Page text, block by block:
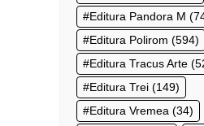
Editura Pandora M
Editura Polirom (594)
Editura Tracus Arte
Editura Trei (149)
Editura Vremea (34)